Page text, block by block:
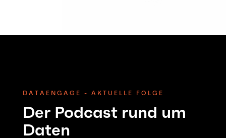
DATAENGAGE - AKTUELLE FOLGE
Der Podcast rund um
Daten